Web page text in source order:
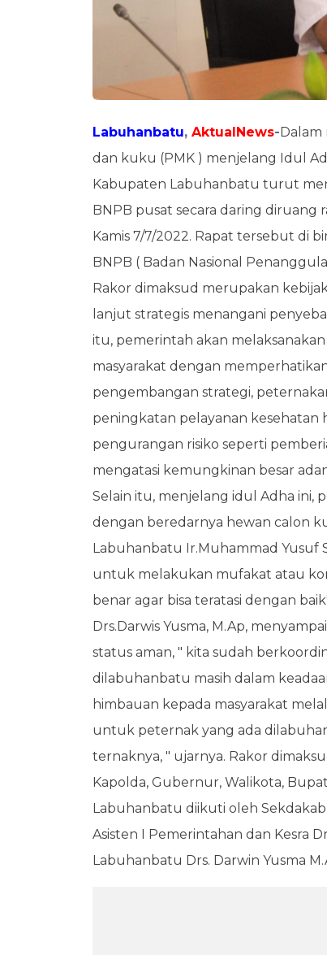
Labuhanbatu, AktualNews-
dan kuku (PMK ) menjelang Idul
Kabupaten Labuhanbatu turut
BNPB pusat secara daring diruang
Kamis 7/7/2022. Rapat tersebut di
BNPB ( Badan Nasional
Rakor dimaksud merupakan
lanjut strategis menangani
itu, pemerintah akan
masyarakat dengan
pengembangan strategi,
peningkatan pelayanan kesehatan
pengurangan risiko seperti
mengatasi kemungkinan besar
Selain itu, menjelang idul Adha ini,
dengan beredarnya hewan calon
Labuhanbatu Ir.Muhammad Yusuf
untuk melakukan mufakat atau
benar agar bisa teratasi dengan
Drs.Darwis Yusma, M.Ap,
status aman, " kita sudah
dilabuhanbatu masih dalam
himbauan kepada masyarakat
untuk peternak yang ada
ternaknya, " ujarnya. Rakor
Kapolda, Gubernur, Walikota,
Labuhanbatu diikuti oleh
Asisten I Pemerintahan dan Kesra
Labuhanbatu Drs. Darwin Yusma